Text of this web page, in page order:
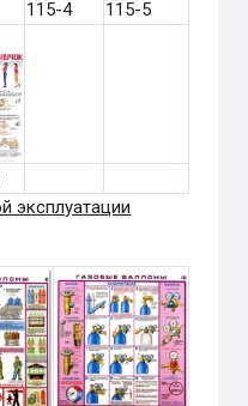
115-4 115-5
эксплуатации